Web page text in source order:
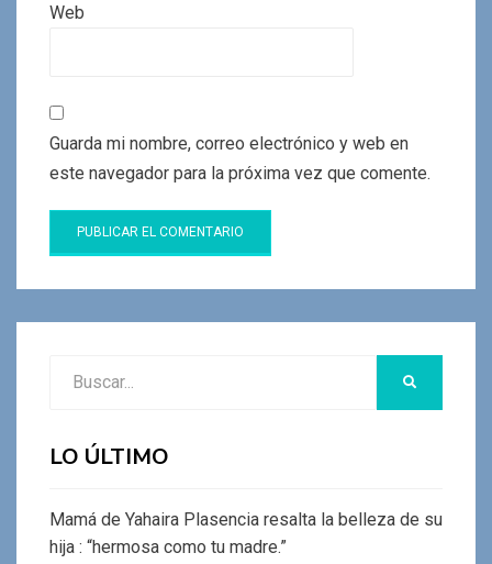
Web
Guarda mi nombre, correo electrónico y web en
este navegador para la próxima vez que comente.
LO ÚLTIMO
Mamá de Yahaira Plasencia resalta la belleza de su
hija : “hermosa como tu madre.”